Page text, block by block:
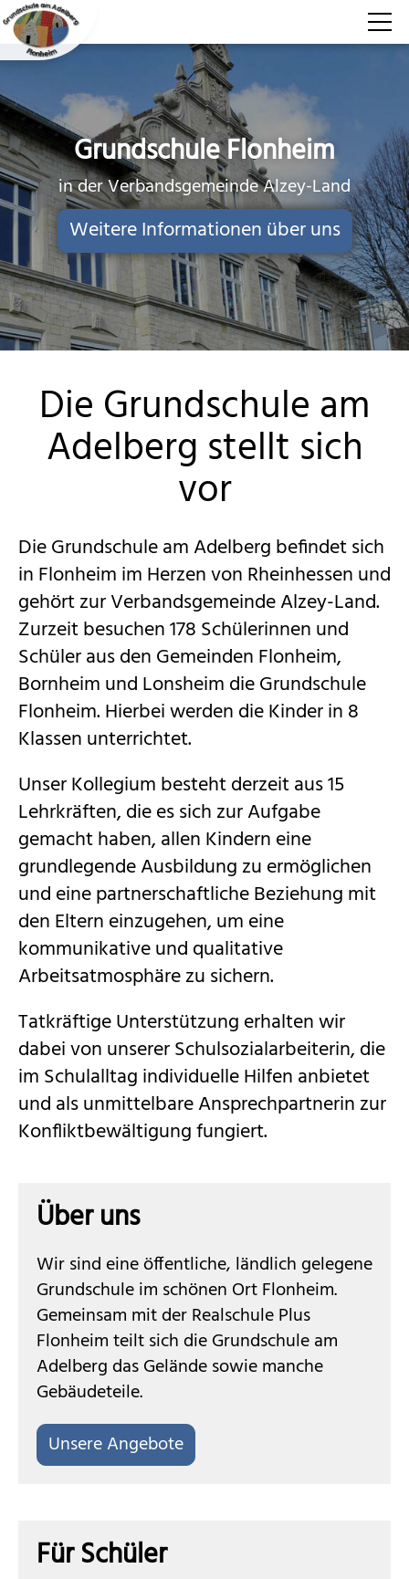
Aktuelles
Über uns
Für Schüler
Für Eltern
Kontakt
Grundschule Flonheim
in der Verbandsgemeinde Alzey-Land
Weitere Informationen über uns
Die Grundschule am
Adelberg stellt sich
vor
Die Grundschule am Adelberg befindet sich
in Flonheim im Herzen von Rheinhessen und
gehört zur VerbandsgemeindeAlzey-Land.
Zurzeit besuchen 178 Schülerinnen und
Schüler aus den Gemeinden Flonheim,
Bornheim und Lonsheim die Grundschule
Flonheim. Hierbei werden die Kinder in 8
Klassen unterrichtet.
Unser Kollegium besteht derzeit aus 15
Lehrkräften, die es sich zur Aufgabe
gemacht haben, allen Kindern eine
grundlegende Ausbildung zu ermöglichen
und eine partnerschaftliche Beziehung mit
den Eltern einzugehen, um eine
kommunikative und qualitative
Arbeitsatmosphäre zu sichern.
Tatkräftige Unterstützung erhalten wir
dabei von unserer Schulsozialarbeiterin, die
im Schulalltag individuelle Hilfen anbietet
und als unmittelbare Ansprechpartnerin zur
Konfliktbewältigung fungiert.
Über uns
Wir sindeine öffentliche, ländlichgelegene
Grundschuleim schönen Ort Flonheim.
Gemeinsam mit der Realschule Plus
Flonheim teilt sich die Grundschule am
Adelberg das Gelände sowie manche
Gebäudeteile.
Unsere Angebote
Für Schüler